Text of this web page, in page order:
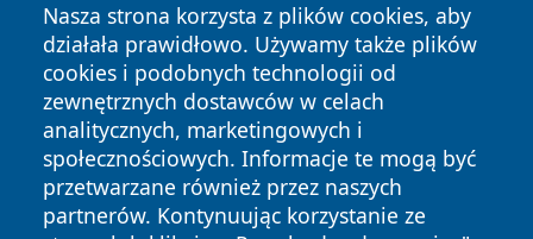
Nasza strona korzysta z plików cookies, aby
działała prawidłowo. Używamy także plików
cookies i podobnych technologii od
zewnętrznych dostawców w celach
analitycznych, marketingowych i
społecznościowych. Informacje te mogą być
przetwarzane również przez naszych
partnerów. Kontynuując korzystanie ze
Copyright © 2026 jastrzebienews.pl Wszystkie prawa
zastrzeżone.
News Autorzy
Polityka
Polityka